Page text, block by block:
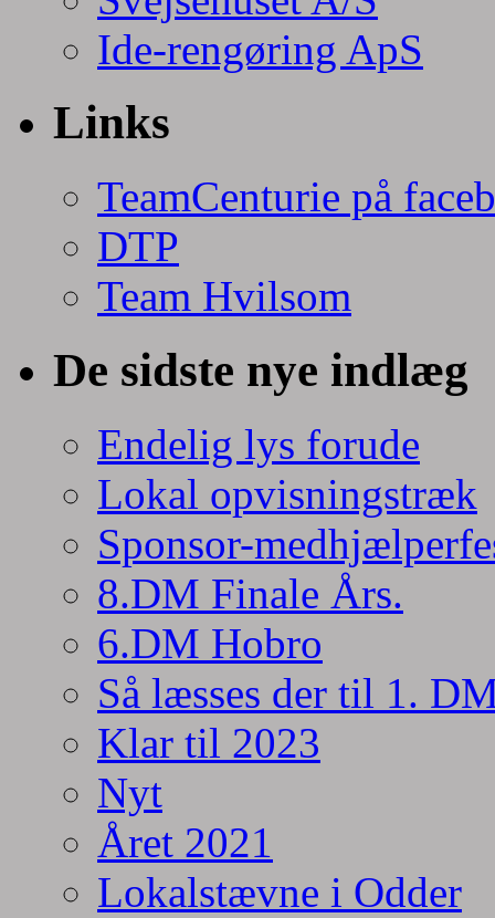
Ide-rengøring ApS
Links
TeamCenturie på
DTP
Team Hvilsom
De sidste nye indlæg
Endelig lys forude
Lokal opvisningstræk
Sponsor-
8.DM Finale Års.
6.DM Hobro
Så læsses der til 1.
Klar til 2023
Nyt
Året 2021
Lokalstævne i Odder